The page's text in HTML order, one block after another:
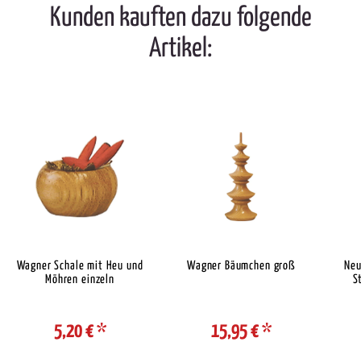
Kunden kauften dazu folgende
Artikel:
Wagner Schale mit Heu und
Möhren einzeln
5,20 €*
Wagner Bäumchen groß
15,95 €*